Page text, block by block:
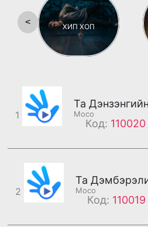
ХИП ХОП
<
1 Moco
Код: 110020
2 Moco
Код: 110019